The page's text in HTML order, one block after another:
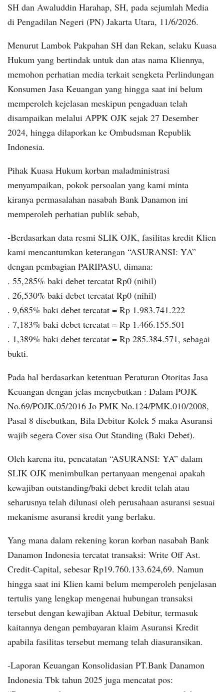
SH dan Awaluddin Harahap, SH, pada sejumlah Media
di Pengadilan Negeri (PN) Jakarta Utara, 11/6/2026.
Menurut Lambok Pakpahan SH dan Rekan, selaku Kuasa
Hukum yang bertindak untuk dan atas nama Kliennya,
memohon perhatian media terkait sengketa Perlindungan
Konsumen Jasa Keuangan yang hingga saat ini belum
memperoleh kejelasan meskipun pengaduan telah
disampaikan melalui APPK OJK sejak 27 Desember
2024, hingga dilaporkan ke Ombudsman Republik
Indonesia.
Pihak Kuasa Hukum korban maladministrasi
menyampaikan, pokok persoalan yang kami minta
kiranya permasalahan nasabah Bank Danamon ini
memperoleh perhatian publik sebab,
-Berdasarkan data resmi SLIK OJK, fasilitas kredit Klien
kami mencantumkan keterangan “ASURANSI: YA”
dengan pembagian PARIPASU, dimana:
. 55,285% baki debet tercatat Rp0 (nihil)
. 26,530% baki debet tercatat Rp0 (nihil)
. 9,685% baki debet tercatat = Rp 1.983.741.222
. 7,183% baki debet tercatat = Rp 1.466.155.501
. 1,389% baki debet tercatat = Rp 285.384.571, sebagai
bukti.
Pada hal berdasarkan ketentuan Peraturan Otoritas Jasa
Keuangan dengan jelas menyebutkan : Dalam POJK
No.69/POJK.05/2016 Jo PMK No.124/PMK.010/2008,
Pasal 8 disebutkan, Bila Debitur Kolek 5 maka Asuransi
wajib segera Cover sisa Out Standing (Baki Debet).
Oleh karena itu, pencatatan “ASURANSI: YA” dalam
SLIK OJK menimbulkan pertanyaan mengenai apakah
kewajiban outstanding/baki debet kredit telah atau
seharusnya telah dilunasi oleh perusahaan asuransi sesuai
mekanisme asuransi kredit yang berlaku.
Yang mana dalam rekening koran korban nasabah Bank
Danamon Indonesia tercatat transaksi: Write Off Ast.
Credit-Capital, sebesar Rp19.760.133.624,69. Namun
hingga saat ini Klien kami belum memperoleh penjelasan
tertulis yang lengkap mengenai hubungan transaksi
tersebut dengan kewajiban Aktual Debitur, termasuk
kaitannya dengan pembayaran klaim Asuransi Kredit
apabila fasilitas tersebut memang telah diasuransikan.
-Laporan Keuangan Konsolidasian PT.Bank Danamon
Indonesia Tbk tahun 2025 juga mencatat pos: